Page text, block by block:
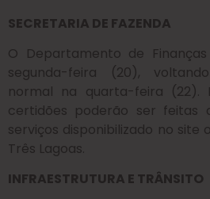
SECRETARIA DE FAZENDA
O Departamento de
segunda-feira (20),
normal na quarta-feira (22).
certidões poderão ser feitas
serviços disponibilizado no site
Três Lagoas.
INFRAESTRUTURA E TRÂNSITO